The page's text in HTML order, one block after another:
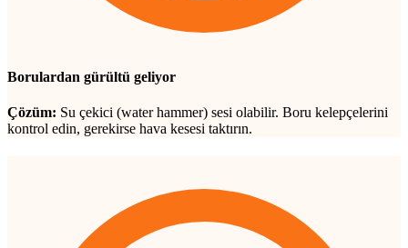
Borulardan gürültü geliyor
Çözüm: Su çekici (water hammer) sesi olabilir. Boru kelepçelerini
kontrol edin, gerekirse hava kesesi taktırın.